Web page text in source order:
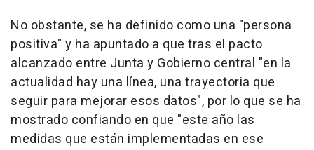
No obstante, se ha definido como una "persona
positiva" y ha apuntado a que tras el pacto
alcanzado entre Junta y Gobierno central "en la
actualidad hay una línea, una trayectoria que
seguir para mejorar esos datos", por lo que se ha
mostrado confiando en que "este año las
medidas que están implementadas en ese